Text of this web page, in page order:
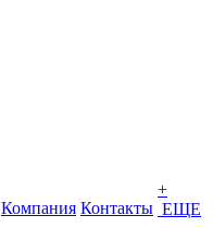
Компания Контакты
+
ЕЩЕ